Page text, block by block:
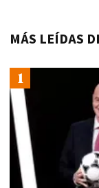
MÁS LEÍDAS